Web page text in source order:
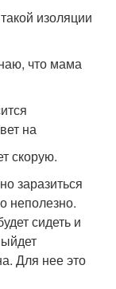
изоляции
что мама
на
скорую.
заразиться
неполезно.
сидеть и
Для нее это